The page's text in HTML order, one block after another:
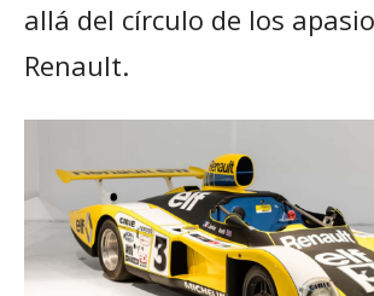
allá del círculo de los
Renault.